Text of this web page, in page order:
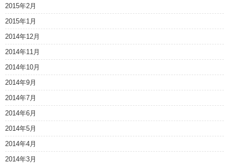
2015年2月
2015年1月
2014年12月
2014年11月
2014年10月
2014年9月
2014年7月
2014年6月
2014年5月
2014年4月
2014年3月